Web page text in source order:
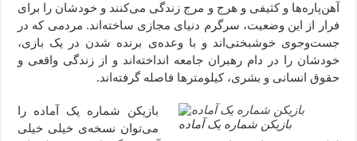
آهن‌پاره‌ها و کثیفی و هرج و مرج زندگی می‌کنند و خودشان را برای
فرار از این وضعیت، سرگرم دنیای مجازی ساخته‌اند. مردمی که در
جست‌وجوی خوشبختی‌اند و با وعده‌ی برنده شدن در یک بازی،
خودشان را در دام رهبران جامعه انداخته‌اند و از زندگی واقعی و
حقوق انسانی و بشری، کیلومترها فاصله گرفته‌اند.
بازیکن شماره یک آماده
بازیکن شماره یک آماده را
می‌توان نسخه‌ی خیلی خیلی